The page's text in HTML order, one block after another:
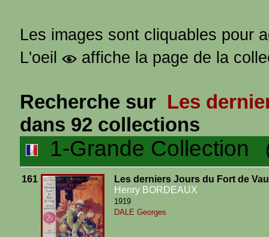
Les images sont cliquables pour
L'oeil
affiche la page de la
Recherche sur Les
dans 92 collections
1-Grande Collection
161
Les derniers Jours du Fort de
Henry BORDEAUX
1919
DALE Georges